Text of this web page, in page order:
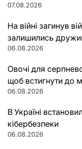
07.08.2026
На війні загинув
залишились
06.08.2026
Овочі для
щоб встигнути до
06.08.2026
В Україні
кібербезпеки
06.08.2026